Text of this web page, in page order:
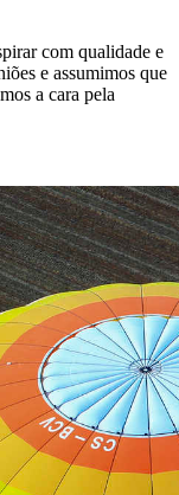
com qualidade e
e assumimos que
a cara pela